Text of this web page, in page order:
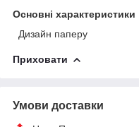
Основні характеристики
Дизайн паперу
Приховати
Умови доставки